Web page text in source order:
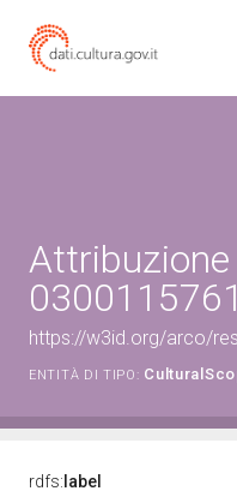
0300115761
https://w3id.org/arco/
ENTITÀ DI TIPO:
rdfs: label